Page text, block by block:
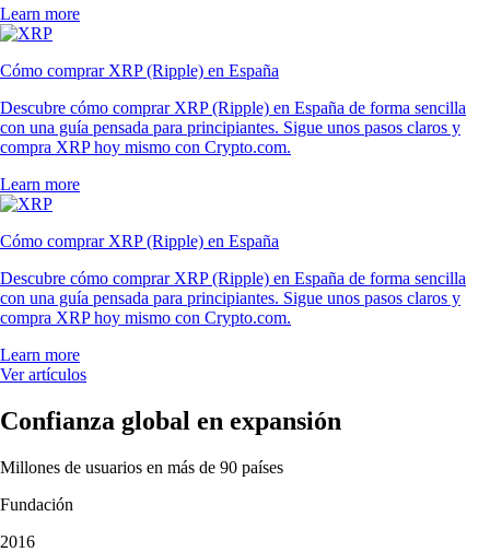
Learn more
Cómo comprar XRP (Ripple) en España
Descubre cómo comprar XRP (Ripple) en España de forma sencilla
con una guía pensada para principiantes. Sigue unos pasos claros y
compra XRP hoy mismo con Crypto.com.
Learn more
Cómo comprar XRP (Ripple) en España
Descubre cómo comprar XRP (Ripple) en España de forma sencilla
con una guía pensada para principiantes. Sigue unos pasos claros y
compra XRP hoy mismo con Crypto.com.
Learn more
Ver artículos
Confianza global en expansión
Millones de usuarios en más de 90 países
Fundación
2016